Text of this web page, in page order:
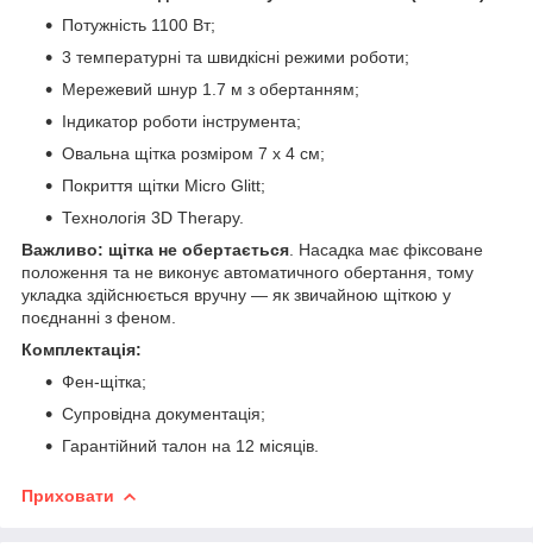
Потужність 1100 Вт;
3 температурні та швидкісні режими роботи;
Мережевий шнур 1.7 м з обертанням;
Індикатор роботи інструмента;
Овальна щітка розміром 7 x 4 см;
Покриття щітки Micro Glitt;
Технологія 3D Therapy.
Важливо: щітка не обертається . Насадка має фіксоване
положення та не виконує автоматичного обертання, тому
укладка здійснюється вручну — як звичайною щіткою у
поєднанні з феном.
Комплектація:
Фен-щітка;
Супровідна документація;
Гарантійний талон на 12 місяців.
Приховати